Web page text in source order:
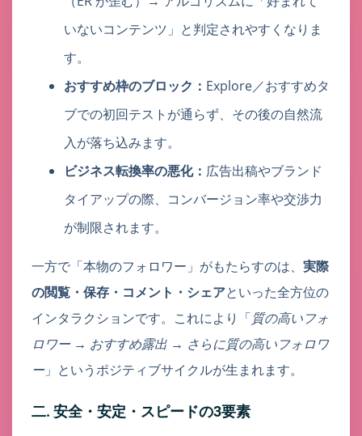
いないコンテンツ」と判定されやすくなりま
す。
おすすめ枠のブロック： Explore／おすすめタ
ブでの初回テストが通らず、その後の自然流
入が落ち込みます。
ビジネス転換率の悪化： 広告出稿やブランド
タイアップの際、コンバージョン率や交渉力
が制限されます。
一方で「本物のフォロワー」がもたらすのは、 実際
の閲覧・保存・コメント・シェアといった全方位の
インタラクションです。これにより「質の高いフォ
ロワー → おすすめ露出 → さらに質の高いフォロワ
ー」というポジティブサイクルが生まれます。
二. 安全・安定・スピードの3要素